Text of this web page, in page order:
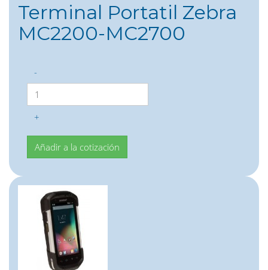
Terminal Portatil Zebra
MC2200-MC2700
-
+